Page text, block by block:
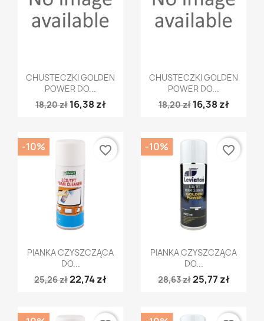
 Szybki podgląd
CHUSTECZKI GOLDEN
POWER DO...
18,20 zł 16,38 zł
 Szybki podgląd
CHUSTECZKI GOLDEN
POWER DO...
18,20 zł 16,38 zł
Szybki podgląd
PIANKA CZYSZCZĄCA
DO...
25,26 zł22,74 zł
-10% favorite_border
Szybki podgląd
PIANKA CZYSZCZĄCA
DO...
28,63 zł25,77 zł
-10% favorite_border